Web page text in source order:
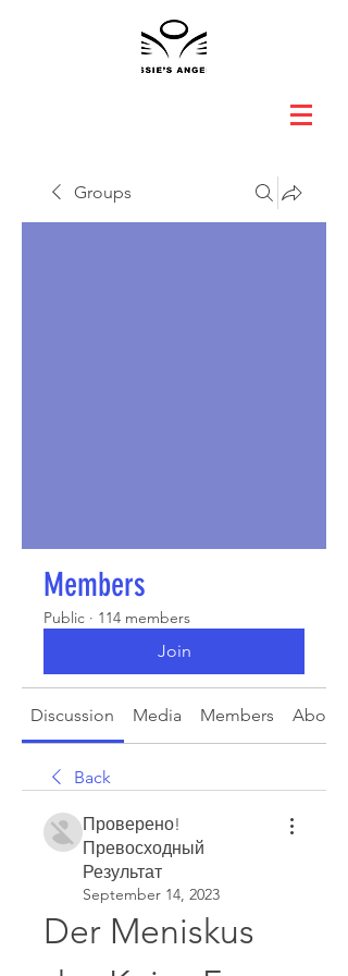
Groups
Members
Public · 114 members
Join
Discussion Media Members About
Back
Проверено!
Превосходный
Результат
September 14, 2023
Der Meniskus